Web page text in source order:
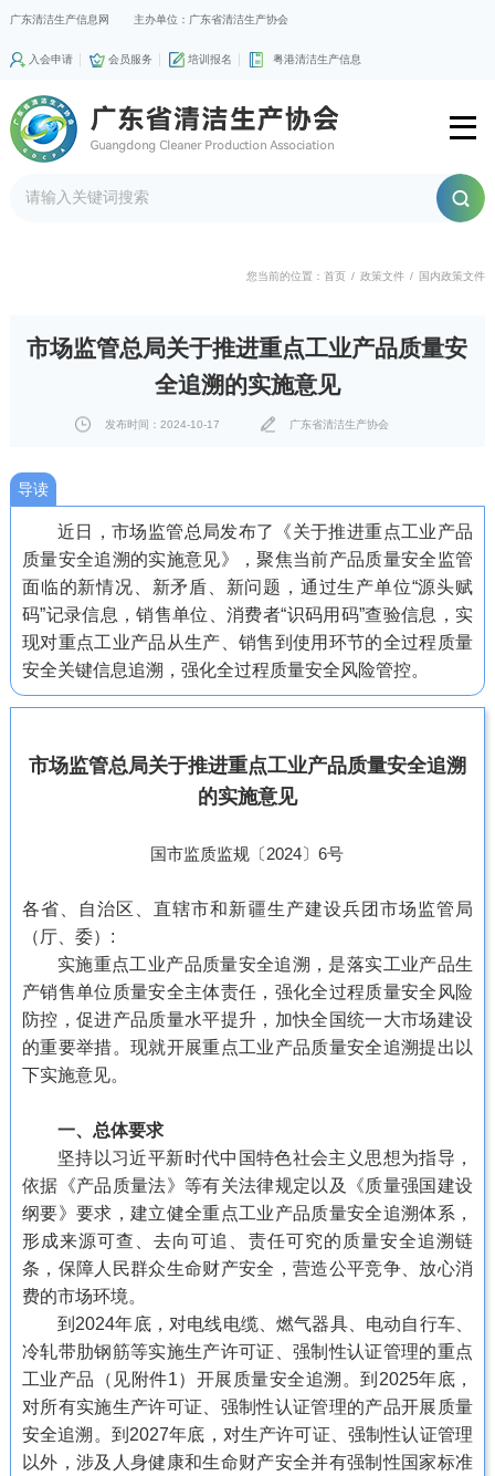
广东清洁生产信息网 主办单位：广东省清洁生产协会
入会申请 会员服务 培训报名 粤港清洁生产信息
您当前的位置：首页 / 政策文件 / 国内政策文件
市场监管总局关于推进重点工业产品质量安
全追溯的实施意见
发布时间：2024-10-17 广东省清洁生产协会
导读
近日，市场监管总局发布了《关于推进重点工业产品
质量安全追溯的实施意见》，聚焦当前产品质量安全监管
面临的新情况、新矛盾、新问题，通过生产单位“源头赋
码”记录信息，销售单位、消费者“识码用码”查验信息，实
现对重点工业产品从生产、销售到使用环节的全过程质量
安全关键信息追溯，强化全过程质量安全风险管控。
市场监管总局关于推进重点工业产品质量安全追溯
的实施意见
国市监质监规〔2024〕6号
各省、自治区、直辖市和新疆生产建设兵团市场监管局
（厅、委）:
实施重点工业产品质量安全追溯，是落实工业产品生
产销售单位质量安全主体责任，强化全过程质量安全风险
防控，促进产品质量水平提升，加快全国统一大市场建设
的重要举措。现就开展重点工业产品质量安全追溯提出以
下实施意见。
一、总体要求
坚持以习近平新时代中国特色社会主义思想为指导，
依据《产品质量法》等有关法律规定以及《质量强国建设
纲要》要求，建立健全重点工业产品质量安全追溯体系，
形成来源可查、去向可追、责任可究的质量安全追溯链
条，保障人民群众生命财产安全，营造公平竞争、放心消
费的市场环境。
到2024年底，对电线电缆、燃气器具、电动自行车、
冷轧带肋钢筋等实施生产许可证、强制性认证管理的重点
工业产品（见附件1）开展质量安全追溯。到2025年底，
对所有实施生产许可证、强制性认证管理的产品开展质量
安全追溯。到2027年底，对生产许可证、强制性认证管理
以外，涉及人身健康和生命财产安全并有强制性国家标准